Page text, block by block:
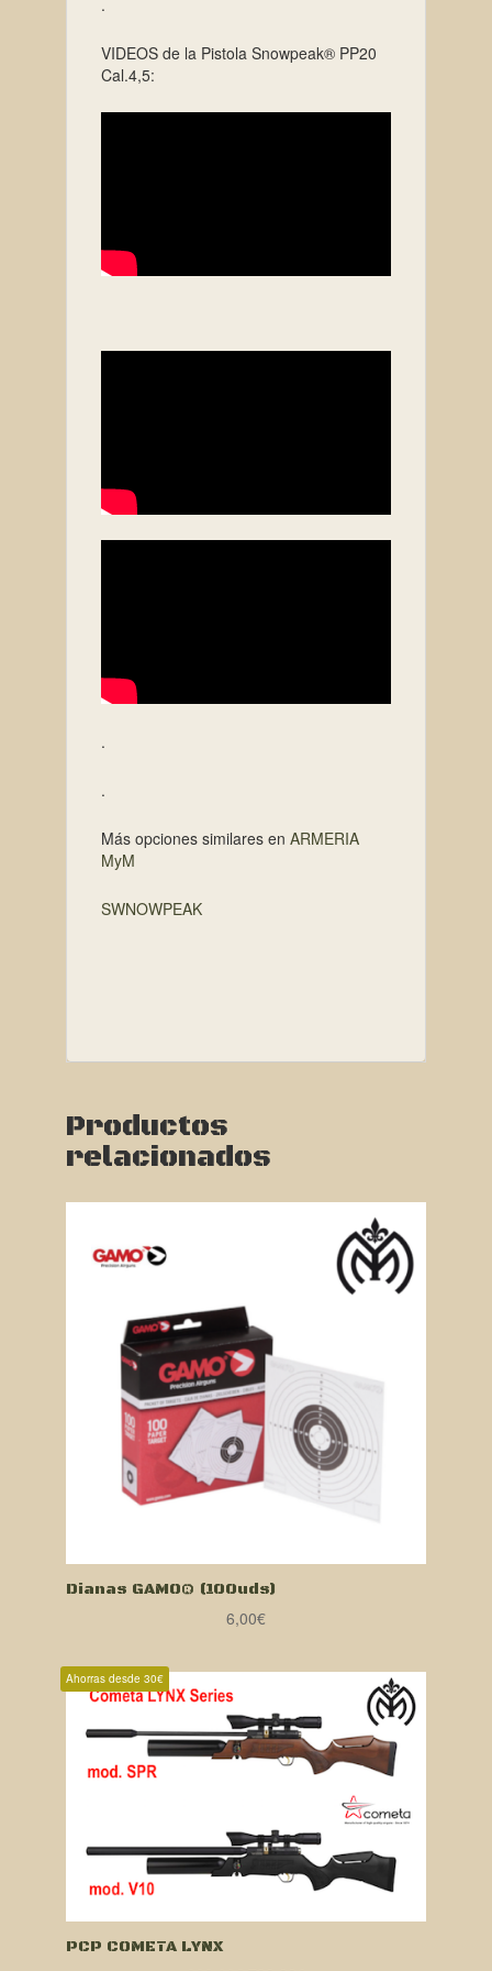
VIDEOS de la Pistola Snowpeak® PP20
Cal.4,5:
.
.
Más opciones similares en ARMERIA
MyM
SWNOWPEAK
Productos
relacionados
Dianas GAMO® (100uds)
6,00€
Ahorras desde 30€
PCP COMETA LYNX